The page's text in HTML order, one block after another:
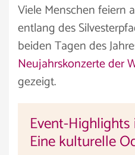
Viele Menschen feiern
entlang des
beiden Tagen des
Neujahrskonzerte der
gezeigt.
Event-
Eine kulturelle